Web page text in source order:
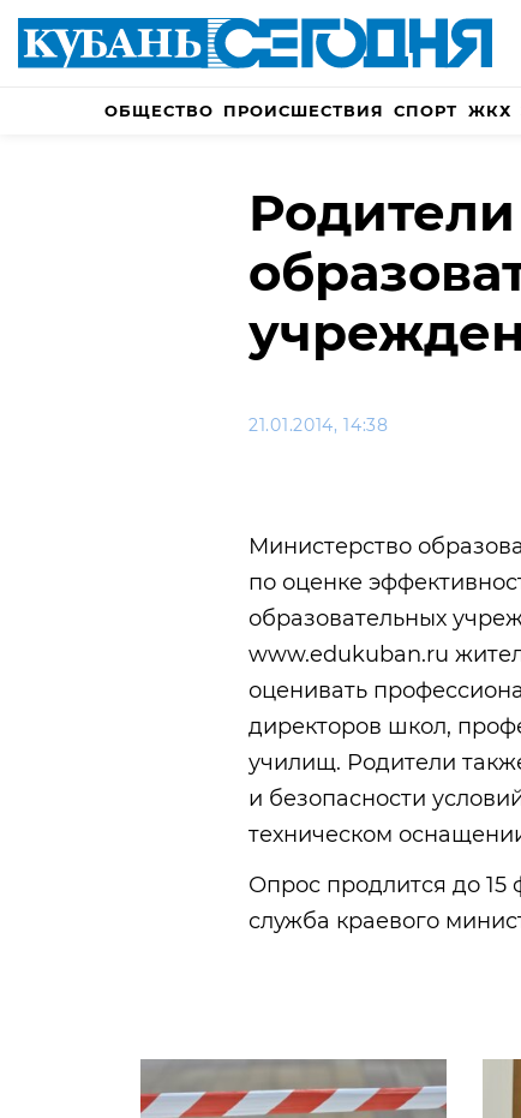
ОБЩЕСТВО ПРОИСШЕСТВИЯ СПОРТ ЖКХ
21.01.2014, 14:38
Министерство
по оценке
образовательных
www.edukuban.ru
оценивать
директоров школ,
училищ. Родители
и безопасности
техническом
Опрос продлится до 15
служба краевого